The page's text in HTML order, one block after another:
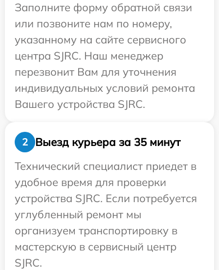
Заполните форму обратной связи
или позвоните нам по номеру,
указанному на сайте сервисного
центра SJRC. Наш менеджер
перезвонит Вам для уточнения
индивидуальных условий ремонта
Вашего устройства SJRC.
2
Выезд курьера за 35 минут
Технический специалист приедет в
удобное время для проверки
устройства SJRC. Если потребуется
углубленный ремонт мы
организуем транспортировку в
мастерскую в сервисный центр
SJRC.